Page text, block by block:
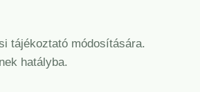
tájékoztató módosítására.
hatályba.